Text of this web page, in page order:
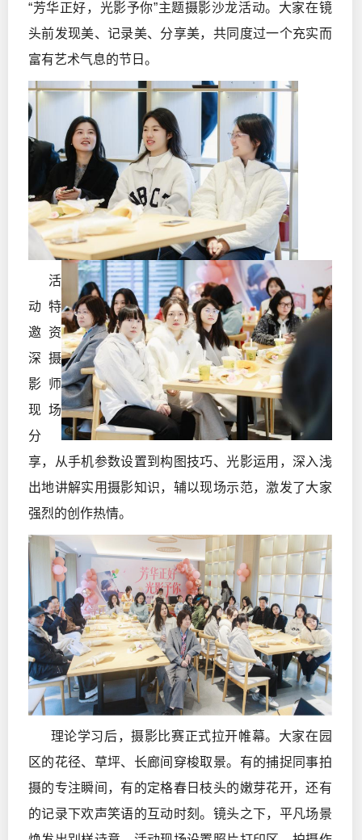
“芳华正好，光影予你”主题摄影沙龙活动。大家在镜
头前发现美、记录美、分享美，共同度过一个充实而
富有艺术气息的节日。
活
动特
邀资
深摄
影师
现场
分
享，从手机参数设置到构图技巧、光影运用，深入浅
出地讲解实用摄影知识，辅以现场示范，激发了大家
强烈的创作热情。
理论学习后，摄影比赛正式拉开帷幕。大家在园
区的花径、草坪、长廊间穿梭取景。有的捕捉同事拍
摄的专注瞬间，有的定格春日枝头的嫩芽花开，还有
的记录下欢声笑语的互动时刻。镜头之下，平凡场景